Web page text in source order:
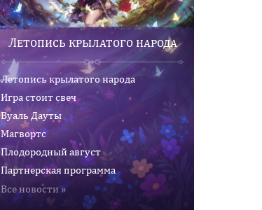
Летопись крылатого народа
Летопись крылатого народа
Игра стоит свеч
Вуаль Дауты
Магвортс
Плодородный август
Партнерская программа
Все новости »